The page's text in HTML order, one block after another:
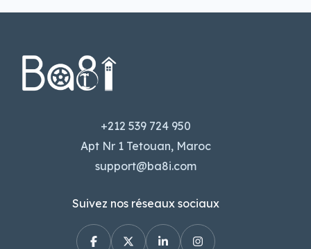
+212 539 724 950
Apt Nr 1 Tetouan, Maroc
support@ba8i.com
Suivez nos réseaux sociaux